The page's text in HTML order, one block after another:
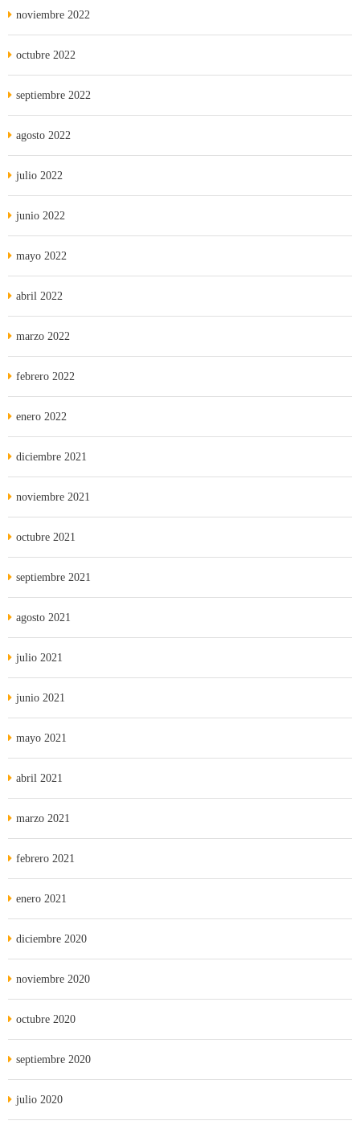
noviembre 2022
octubre 2022
septiembre 2022
agosto 2022
julio 2022
junio 2022
mayo 2022
abril 2022
marzo 2022
febrero 2022
enero 2022
diciembre 2021
noviembre 2021
octubre 2021
septiembre 2021
agosto 2021
julio 2021
junio 2021
mayo 2021
abril 2021
marzo 2021
febrero 2021
enero 2021
diciembre 2020
noviembre 2020
octubre 2020
septiembre 2020
julio 2020